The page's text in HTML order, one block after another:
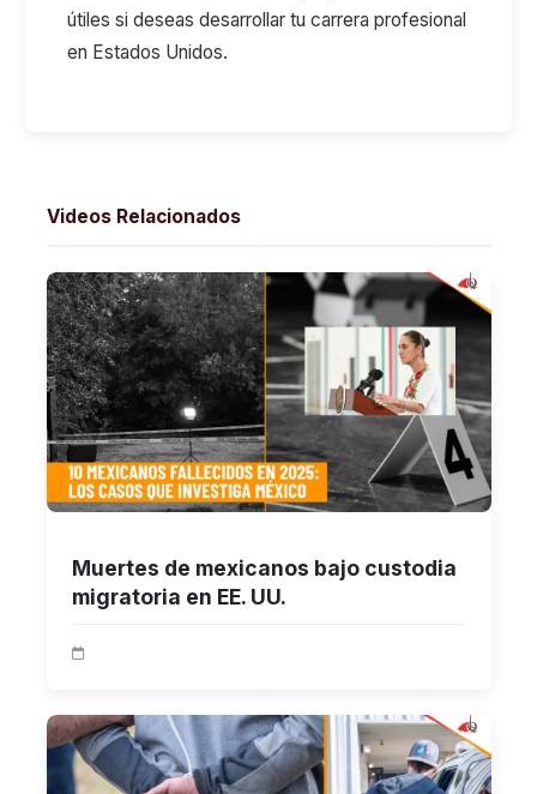
útiles si deseas desarrollar tu carrera profesional
en Estados Unidos.
Videos Relacionados
Muertes de mexicanos bajo custodia
migratoria en EE. UU.